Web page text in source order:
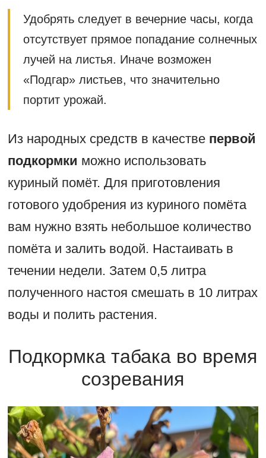
Удобрять следует в вечерние часы, когда
отсутствует прямое попадание солнечных
лучей на листья. Иначе возможен
«Подгар» листьев, что значительно
портит урожай.
Из народных средств в качестве первой
подкормки можно использовать
куриный помёт. Для приготовления
готового удобрения из куриного помёта
вам нужно взять небольшое количество
помёта и залить водой. Настаивать в
течении недели. Затем 0,5 литра
полученного настоя смешать в 10 литрах
воды и полить растения.
Подкормка табака во время
созревания